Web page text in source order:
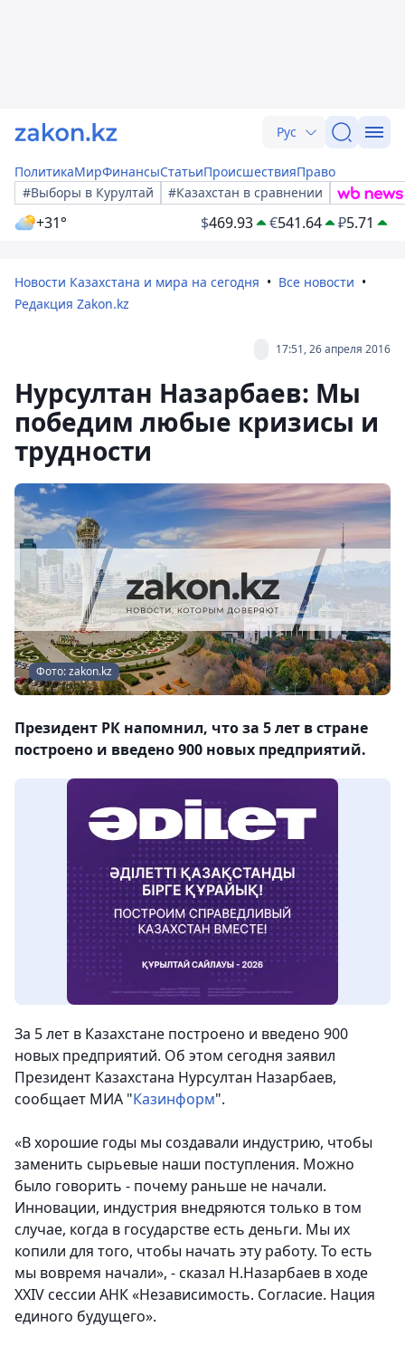
Рус
ПолитикаМирФинансыСтатьиПроисшествияПраво
#Выборы в Курултай
#Казахстан в сравнении
+31° $469.93 €541.64 ₽5.71
Новости Казахстана и мира на сегодня
Все новости
Редакция Zakon.kz
17:51, 26 апреля 2016
Нурсултан Назарбаев: Мы
победим любые кризисы и
трудности
Фото: zakon.kz
Президент РК напомнил, что за 5 лет в стране
построено и введено 900 новых предприятий.
За 5 лет в Казахстане построено и введено 900
новых предприятий. Об этом сегодня заявил
Президент Казахстана Нурсултан Назарбаев,
сообщает МИА "Казинформ".
«В хорошие годы мы создавали индустрию, чтобы
заменить сырьевые наши поступления. Можно
было говорить - почему раньше не начали.
Инновации, индустрия внедряются только в том
случае, когда в государстве есть деньги. Мы их
копили для того, чтобы начать эту работу. То есть
мы вовремя начали», - сказал Н.Назарбаев в ходе
XXIV сессии АНК «Независимость. Согласие. Нация
единого будущего».